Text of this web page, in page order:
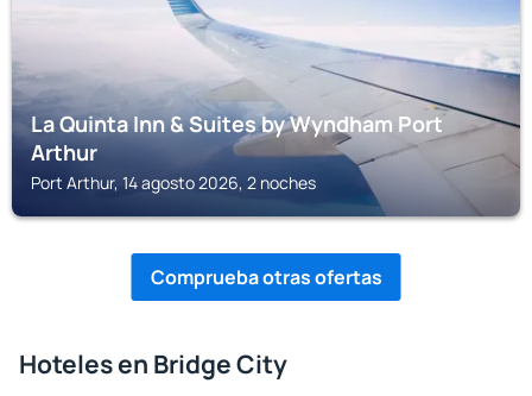
La Quinta Inn & Suites by Wyndham Port
Arthur
Port Arthur, 14 agosto 2026, 2 noches
Comprueba otras ofertas
Hoteles en Bridge City